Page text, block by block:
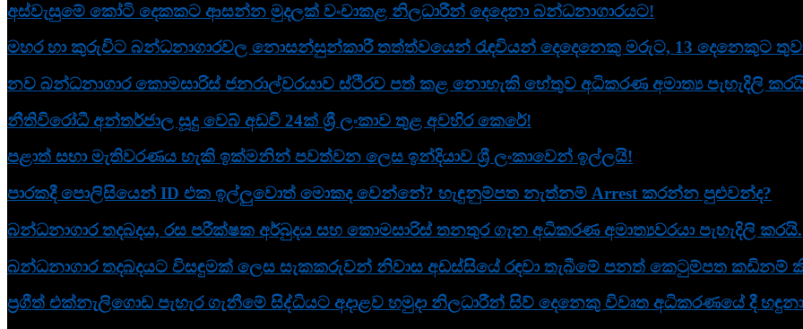
අස්වැසුමේ කෝටි දෙකකට ආසන්න මුදලක් වංචාකළ නිලධාරීන් දෙදෙනා බන්ධනාගාරයට!
මහර හා කුරුවිට බන්ධනාගාරවල නොසන්සුන්කාරී තත්ත්වයෙන් රැඳවියන් දෙදෙනෙකු මරුට, 13 දෙනෙකුට
නව බන්ධනාගාර කොමසාරිස් ජනරාල්වරයාව ස්ථිරව පත් කළ නොහැකි හේතුව අධිකරණ අමාත්‍ය පැහැදිලි
නීතිවිරෝධී අන්තර්ජාල සූදු වෙබ් අඩවි 24ක් ශ්‍රී ලංකාව තුළ අවහිර කෙරේ!
පළාත් සභා මැතිවරණය හැකි ඉක්මනින් පවත්වන ලෙස ඉන්දියාව ශ්‍රී ලංකාවෙන් ඉල්ලයි!
පාරකදී පොලිසියෙන් ID එක ඉල්ලුවොත් මොකද වෙන්නේ? හැඳුනුම්පත නැත්නම් Arrest කරන්න පුළුවන්ද?
බන්ධනාගාර තදබදය, රස පරීක්ෂක අර්බුදය සහ කොමසාරිස් තනතුර ගැන අධිකරණ අමාත්‍යවරයා පැහැදිලි කරයි.
බන්ධනාගාර තදබදයට විසඳුමක් ලෙස සැකකරුවන් නිවාස අඩස්සියේ රඳවා තැබීමේ පනත් කෙටුම්පත කඩිනම්
ප්‍රගීත් එක්නැලිගොඩ පැහැර ගැනීමේ සිද්ධියට අදාළව හමුදා නිලධාරීන් සිව් දෙනෙකු විවෘත අධි­ක­ර­ණ­යේ දී